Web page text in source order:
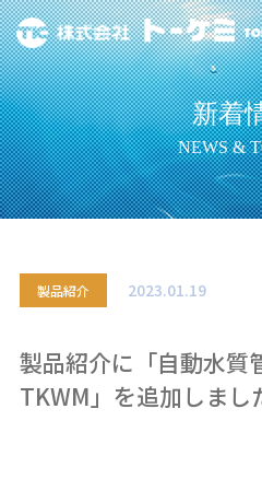
新着
NEWS &
製品紹介 2023.01.19
製品紹介に「自動水質
TKWM」を追加しまし